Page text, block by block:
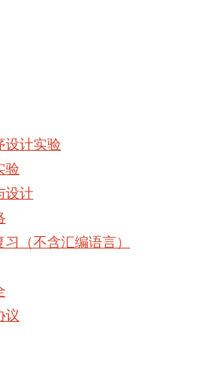
设计实验
验
设计
（不含汇编语言）
议
论
缩点——Tarjan
们进行DP等过程时，可能会由
灭掉环。